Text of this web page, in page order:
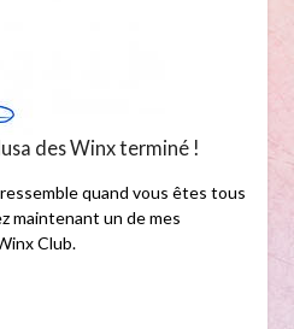
des Winx terminé !
quand vous êtes tous
maintenant un de mes
Club.